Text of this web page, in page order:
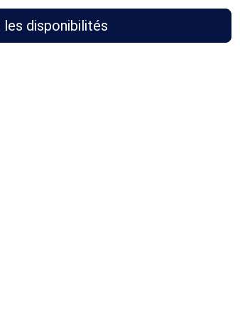
les disponibilités